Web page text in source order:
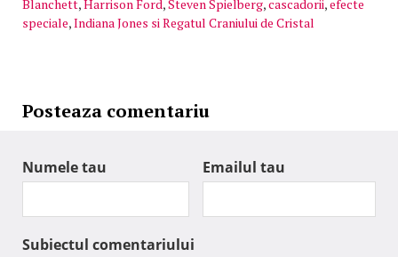
Blanchett,Harrison Ford,Steven Spielberg,cascadorii,efecte
speciale,Indiana Jones si Regatul Craniului de Cristal
Posteaza comentariu
Numele tau Emailul tau
Subiectul comentariului